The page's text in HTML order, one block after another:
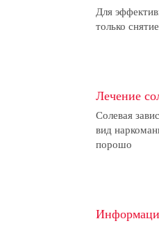
Для
только
Лечение
Солевая
вид
порошо